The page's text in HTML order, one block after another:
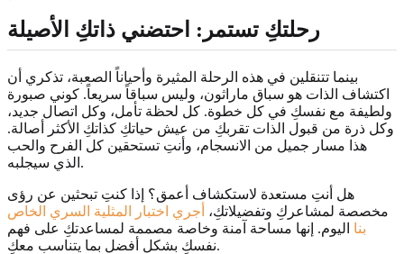
رحلتكِ تستمر: احتضني ذاتكِ الأصيلة
بينما تتنقلين في هذه الرحلة المثيرة وأحياناً الصعبة، تذكري أن
اكتشاف الذات هو سباق ماراثون، وليس سباقاً سريعاً. كوني صبورة
ولطيفة مع نفسكِ في كل خطوة. كل لحظة تأمل، وكل اتصال جديد،
وكل ذرة من قبول الذات تقربكِ من عيش حياتكِ كذاتكِ الأكثر أصالة.
هذا مسار جميل من الانسجام، وأنتِ تستحقين كل الفرح والحب
الذي سيجلبه.
هل أنتِ مستعدة لاستكشاف أعمق؟ إذا كنتِ تبحثين عن رؤى
مخصصة لمشاعركِ وتفضيلاتكِ، أجري اختبار المثلية السري الخاص
بنا اليوم. إنها مساحة آمنة وخاصة مصممة لمساعدتكِ على فهم
نفسكِ بشكل أفضل بما يتناسب معكِ.